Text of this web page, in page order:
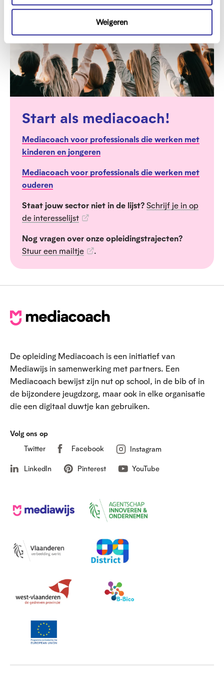
e
Weigeren
Start als mediacoach!
Mediacoach voor professionals die werken met
kinderen en jongeren
Mediacoach voor professionals die werken met
ouderen
Staat jouw sector niet in de lijst?Schrijf je in op
de interesselijst
Nog vragen over onze opleidingstrajecten?
Stuur een mailtje
.
V
o
e
t
De opleiding Mediacoach is een initiatief van
Mediawijs in samenwerking met partners. Een
Mediacoach bewijst zijn nut op school, in de bib of in
de bijzondere jeugdzorg, maar ook in elke organisatie
die een digitaal duwtje kan gebruiken.
Volg ons op
Twitter
Facebook Instagram
LinkedIn Pinterest YouTube